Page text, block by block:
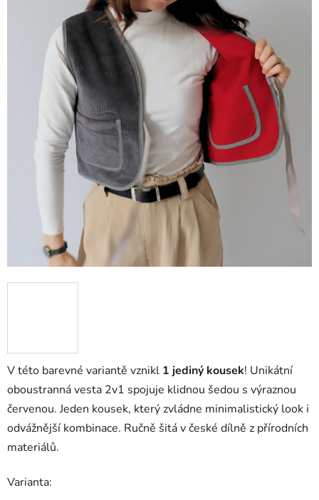
V této barevné variantě vznikl 1 jediný kousek! Unikátní
oboustranná vesta 2v1 spojuje klidnou šedou s výraznou
červenou. Jeden kousek, který zvládne minimalistický look i
odvážnější kombinace. Ručně šitá v české dílně z přírodních
materiálů.
Varianta: